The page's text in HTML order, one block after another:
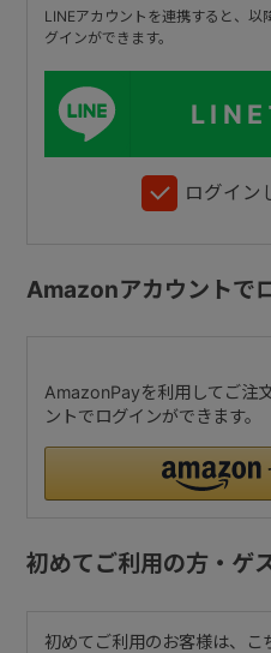
LINEアカウントを連携すると、以
グインができます。
LINE
ログイン
Amazonアカウントで
AmazonPayを利用してご注
ントでログインができます。
初めてご利用の方・ゲ
初めてご利用のお客様は、こ